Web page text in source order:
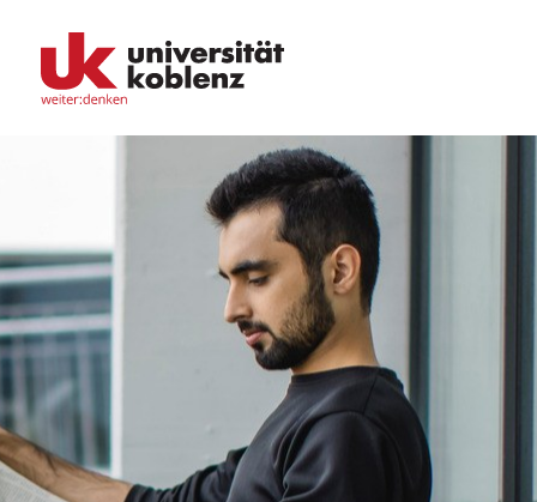
Fachbereiche
Bildungswissenschaften
Philologie / Kulturwissenschaften
Mathematik / Naturwissenschaften